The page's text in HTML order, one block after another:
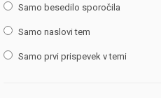
Samo besedilo sporočila
Samo naslovi tem
Samo prvi prispevek v temi